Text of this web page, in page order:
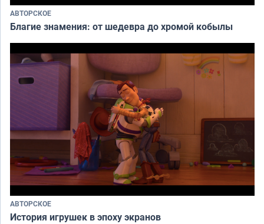
АВТОРСКОЕ
Благие знамения: от шедевра до хромой кобылы
АВТОРСКОЕ
История игрушек в эпоху экранов